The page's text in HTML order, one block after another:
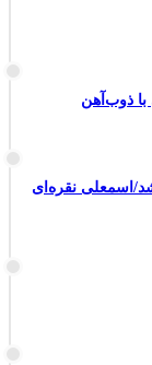
با ذوب‌آهن
اسمعلی نقره‌ای